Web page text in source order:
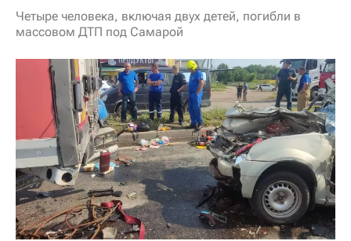
Четыре человека, включая двух детей, погибли в
массовом ДТП под Самарой